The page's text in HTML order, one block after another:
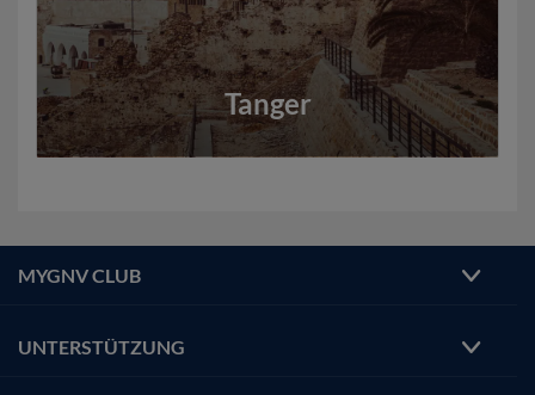
Tanger
MYGNV CLUB
UNTERSTÜTZUNG